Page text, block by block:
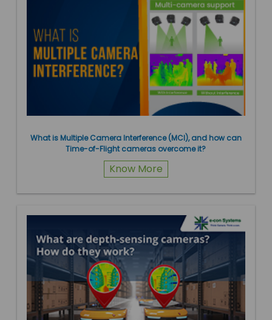
What is Multiple Camera Interference (MCI), and how can
Time-of-Flight cameras overcome it?
Know More